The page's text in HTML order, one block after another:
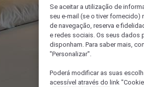
Se aceitar a utilização de
seu e-mail (se o tiver
de navegação, reserva e
e redes sociais. Os seus dados
disponham. Para saber mais,
"Personalizar".
Poderá modificar as suas
acessível através do link